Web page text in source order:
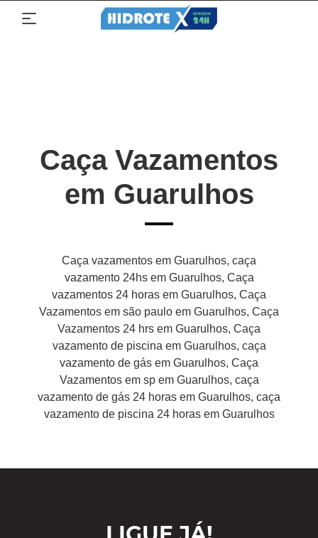
Caça Vazamentos
em Guarulhos
Caça vazamentos em Guarulhos, caça
vazamento 24hs em Guarulhos, Caça
vazamentos 24 horas em Guarulhos, Caça
Vazamentos em são paulo em Guarulhos, Caça
Vazamentos 24 hrs em Guarulhos, Caça
vazamento de piscina em Guarulhos, caça
vazamento de gás em Guarulhos, Caça
Vazamentos em sp em Guarulhos, caça
vazamento de gás 24 horas em Guarulhos, caça
vazamento de piscina 24 horas em Guarulhos